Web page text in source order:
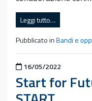
Leggi tutto…
Pubblicato inBandi e
Pubblicato il
16/05/2022
Start for